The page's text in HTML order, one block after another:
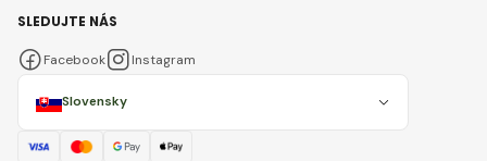
Slovensky
SLEDUJTE NÁS
Facebook Instagram